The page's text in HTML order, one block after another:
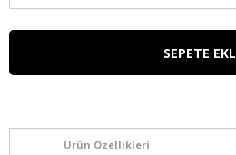
Ürün Özellikleri